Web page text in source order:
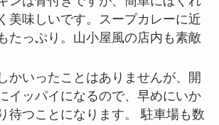
美味しいです。スープカレーに近
たっぷり。山小屋風の店内も素敵
かいったことはありませんが、開
イッパイになるので、早めにいか
待つことになります。 駐車場も数